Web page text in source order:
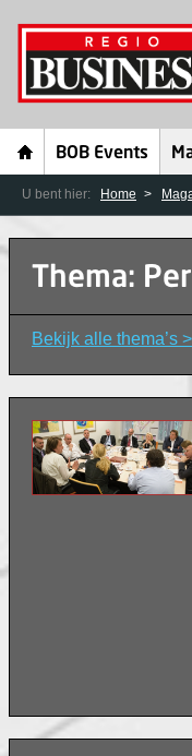
BOB Events
U bent hier: Home
Thema:
Bekijk alle thema’s >